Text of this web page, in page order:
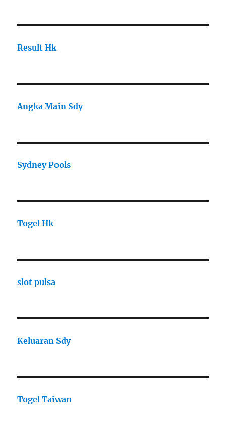
Result Hk
Angka Main Sdy
Sydney Pools
Togel Hk
slot pulsa
Keluaran Sdy
Togel Taiwan